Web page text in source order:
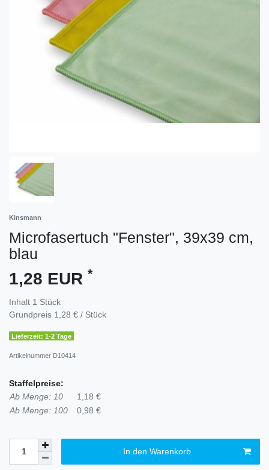
Kinsmann
Microfasertuch "Fenster", 39x39 cm,
blau
1,28 EUR *
Inhalt 1 Stück
Grundpreis 1,28 € / Stück
Lieferzeit: 1-2 Tage
Artikelnummer D10414
Staffelpreise:
Ab Menge: 10
1,18 €
Ab Menge: 100
0,98 €
In den Warenkorb